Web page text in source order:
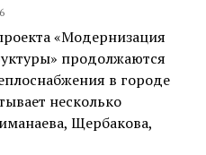
«Модернизация
продолжаются
в городе
несколько
Щербакова,